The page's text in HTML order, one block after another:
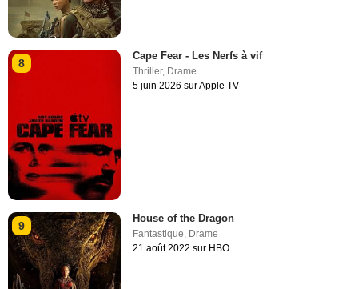
8
Cape Fear - Les Nerfs à vif
Thriller, Drame
5 juin 2026 sur Apple TV
9
House of the Dragon
Fantastique, Drame
21 août 2022 sur HBO